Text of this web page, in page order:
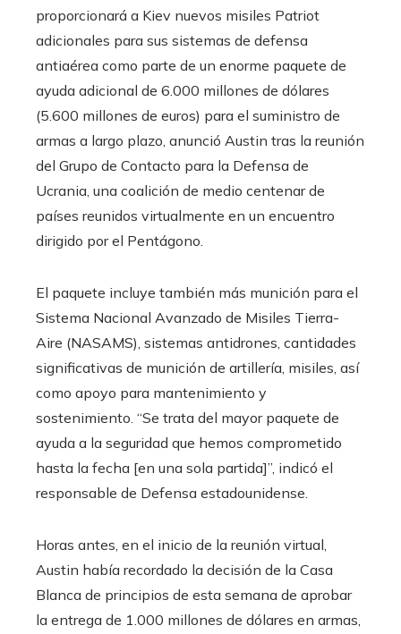
proporcionará a Kiev nuevos misiles Patriot
adicionales para sus sistemas de defensa
antiaérea como parte de un enorme paquete de
ayuda adicional de 6.000 millones de dólares
(5.600 millones de euros) para el suministro de
armas a largo plazo, anunció Austin tras la reunión
del Grupo de Contacto para la Defensa de
Ucrania, una coalición de medio centenar de
países reunidos virtualmente en un encuentro
dirigido por el Pentágono.
El paquete incluye también más munición para el
Sistema Nacional Avanzado de Misiles Tierra-
Aire (NASAMS), sistemas antidrones, cantidades
significativas de munición de artillería, misiles, así
como apoyo para mantenimiento y
sostenimiento. “Se trata del mayor paquete de
ayuda a la seguridad que hemos comprometido
hasta la fecha [en una sola partida]”, indicó el
responsable de Defensa estadounidense.
Horas antes, en el inicio de la reunión virtual,
Austin había recordado la decisión de la Casa
Blanca de principios de esta semana de aprobar
la entrega de 1.000 millones de dólares en armas,